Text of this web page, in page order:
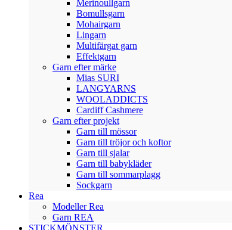
Merinoullgarn
Bomullsgarn
Mohairgarn
Lingarn
Multifärgat garn
Effektgarn
Garn efter märke
Mias SURI
LANGYARNS
WOOLADDICTS
Cardiff Cashmere
Garn efter projekt
Garn till mössor
Garn till tröjor och koftor
Garn till sjalar
Garn till babykläder
Garn till sommarplagg
Sockgarn
Rea
Modeller Rea
Garn REA